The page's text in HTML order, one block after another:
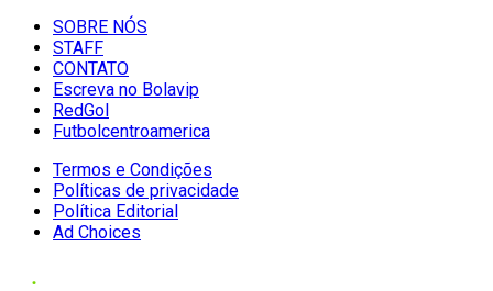
SOBRE NÓS
STAFF
CONTATO
Escreva no Bolavip
RedGol
Futbolcentroamerica
Termos e Condições
Políticas de privacidade
Política Editorial
Ad Choices